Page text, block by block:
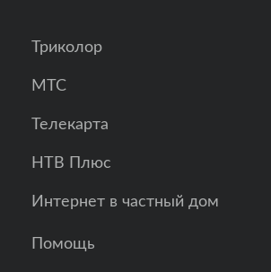
Триколор
МТС
Телекарта
НТВ Плюс
Интернет в частный дом
Помощь